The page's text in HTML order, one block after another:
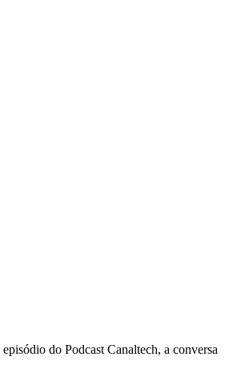
do Podcast Canaltech, a conversa